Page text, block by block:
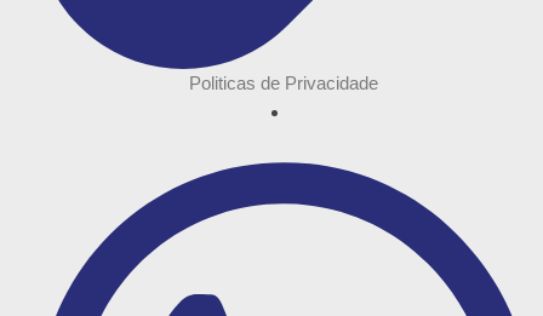
Politicas de Privacidade